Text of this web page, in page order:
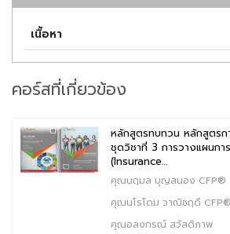
เนื้อหา
คอร์สที่เกี่ยวข้อง
หลักสูตรทบทวน หลักสูตรก
ชุดวิชาที่ 3 การวางแผนกา
(Insurance…
คุณนฤมล บุญสนอง CFP®
คุณนโรโดม วาณิชฤดี
คุณอลงกรณ์ สวัสดิภาพ